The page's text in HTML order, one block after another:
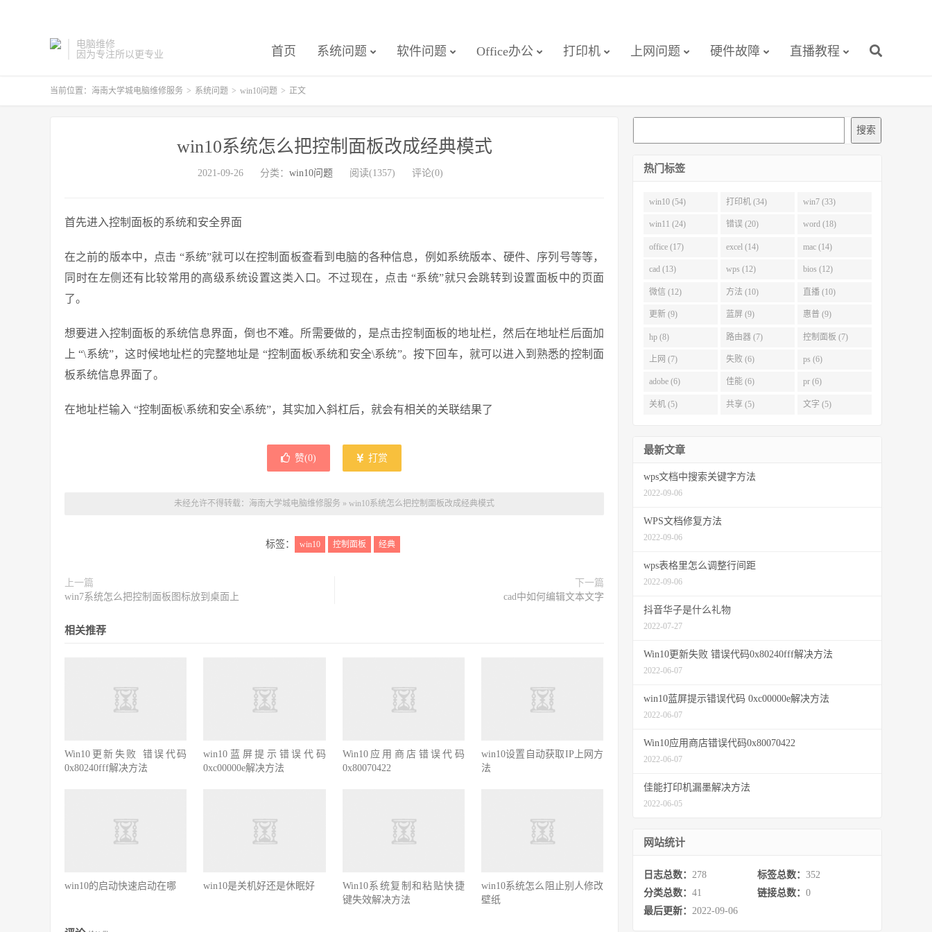
电脑维修
因为专注所以更专业
首页 系统问题 软件问题 Office办公 打印机 上网问题 硬件故障 直播教程
当前位置： 海南大学城电脑维修服务 > 系统问题 > win10问题 > 正文
win10系统怎么把控制面板改成经典模式
2021-09-26 分类： win10问题 阅读(1357) 评论(0)
首先进入控制面板的系统和安全界面
在之前的版本中，点击 “系统”就可以在控制面板查看到电脑的各种信息，例如系统版本、硬件、序列号等等，
同时在左侧还有比较常用的高级系统设置这类入口。不过现在，点击 “系统”就只会跳转到设置面板中的页面
了。
想要进入控制面板的系统信息界面，倒也不难。所需要做的，是点击控制面板的地址栏，然后在地址栏后面加
上 “\系统”，这时候地址栏的完整地址是 “控制面板\系统和安全\系统”。按下回车，就可以进入到熟悉的控制面
板系统信息界面了。
在地址栏输入 “控制面板\系统和安全\系统”，其实加入斜杠后，就会有相关的关联结果了
赞(0) 打赏
未经允许不得转载： 海南大学城电脑维修服务 » win10系统怎么把控制面板改成经典模式
标签： win10 控制面板 经典
上一篇
win7系统怎么把控制面板图标放到桌面上
下一篇
cad中如何编辑文本文字
相关推荐
Win10更新失败 错误代码
0x80240fff解决方法
win10蓝屏提示错误代码
0xc00000e解决方法
Win10应用商店错误代码
0x80070422
win10设置自动获取IP上网方
法
win10的启动快速启动在哪 win10是关机好还是休眠好
Win10系统复制和粘贴快捷
键失效解决方法
win10系统怎么阻止别人修改
壁纸
搜索
热门标签
win10 (54) 打印机 (34) win7 (33)
win11 (24) 错误 (20) word (18)
office (17) excel (14) mac (14)
cad (13) wps (12) bios (12)
微信 (12) 方法 (10) 直播 (10)
更新 (9) 蓝屏 (9) 惠普 (9)
hp (8) 路由器 (7) 控制面板 (7)
上网 (7) 失败 (6) ps (6)
adobe (6) 佳能 (6) pr (6)
关机 (5) 共享 (5) 文字 (5)
最新文章
wps文档中搜索关键字方法
2022-09-06
WPS文档修复方法
2022-09-06
wps表格里怎么调整行间距
2022-09-06
抖音华子是什么礼物
2022-07-27
Win10更新失败 错误代码0x80240fff解决方法
2022-06-07
win10蓝屏提示错误代码 0xc00000e解决方法
2022-06-07
Win10应用商店错误代码0x80070422
2022-06-07
佳能打印机漏墨解决方法
2022-06-05
网站统计
日志总数： 278 标签总数： 352
分类总数： 41 链接总数： 0
最后更新： 2022-09-06